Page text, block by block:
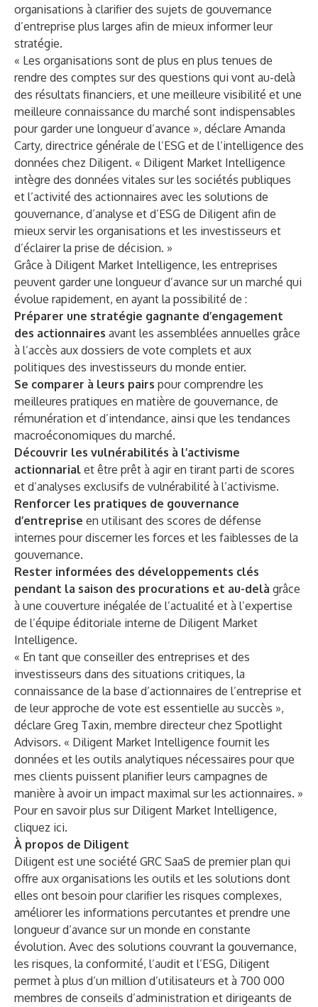
organisations à clarifier des sujets de gouvernance
d’entreprise plus larges afin de mieux informer leur
stratégie.
« Les organisations sont de plus en plus tenues de
rendre des comptes sur des questions qui vont au-delà
des résultats financiers, et une meilleure visibilité et une
meilleure connaissance du marché sont indispensables
pour garder une longueur d’avance », déclare Amanda
Carty, directrice générale de l’ESG et de l’intelligence des
données chez Diligent. « Diligent Market Intelligence
intègre des données vitales sur les sociétés publiques
et l’activité des actionnaires avec les solutions de
gouvernance, d’analyse et d’ESG de Diligent afin de
mieux servir les organisations et les investisseurs et
d’éclairer la prise de décision. »
Grâce à Diligent Market Intelligence, les entreprises
peuvent garder une longueur d’avance sur un marché qui
évolue rapidement, en ayant la possibilité de :
Préparer une stratégie gagnante d’engagement
des actionnaires avant les assemblées annuelles grâce
à l’accès aux dossiers de vote complets et aux
politiques des investisseurs du monde entier.
Se comparer à leurs pairs pour comprendre les
meilleures pratiques en matière de gouvernance, de
rémunération et d’intendance, ainsi que les tendances
macroéconomiques du marché.
Découvrir les vulnérabilités à l’activisme
actionnarial et être prêt à agir en tirant parti de scores
et d’analyses exclusifs de vulnérabilité à l’activisme.
Renforcer les pratiques de gouvernance
d’entreprise en utilisant des scores de défense
internes pour discerner les forces et les faiblesses de la
gouvernance.
Rester informées des développements clés
pendant la saison des procurations et au-delà grâce
à une couverture inégalée de l’actualité et à l’expertise
de l’équipe éditoriale interne de Diligent Market
Intelligence.
« En tant que conseiller des entreprises et des
investisseurs dans des situations critiques, la
connaissance de la base d’actionnaires de l’entreprise et
de leur approche de vote est essentielle au succès »,
déclare Greg Taxin, membre directeur chez Spotlight
Advisors. « Diligent Market Intelligence fournit les
données et les outils analytiques nécessaires pour que
mes clients puissent planifier leurs campagnes de
manière à avoir un impact maximal sur les actionnaires. »
Pour en savoir plus sur Diligent Market Intelligence,
cliquez ici.
À propos de Diligent
Diligent est une société GRC SaaS de premier plan qui
offre aux organisations les outils et les solutions dont
elles ont besoin pour clarifier les risques complexes,
améliorer les informations percutantes et prendre une
longueur d’avance sur un monde en constante
évolution. Avec des solutions couvrant la gouvernance,
les risques, la conformité, l’audit et l’ESG, Diligent
permet à plus d’un million d’utilisateurs et à 700 000
membres de conseils d’administration et dirigeants de